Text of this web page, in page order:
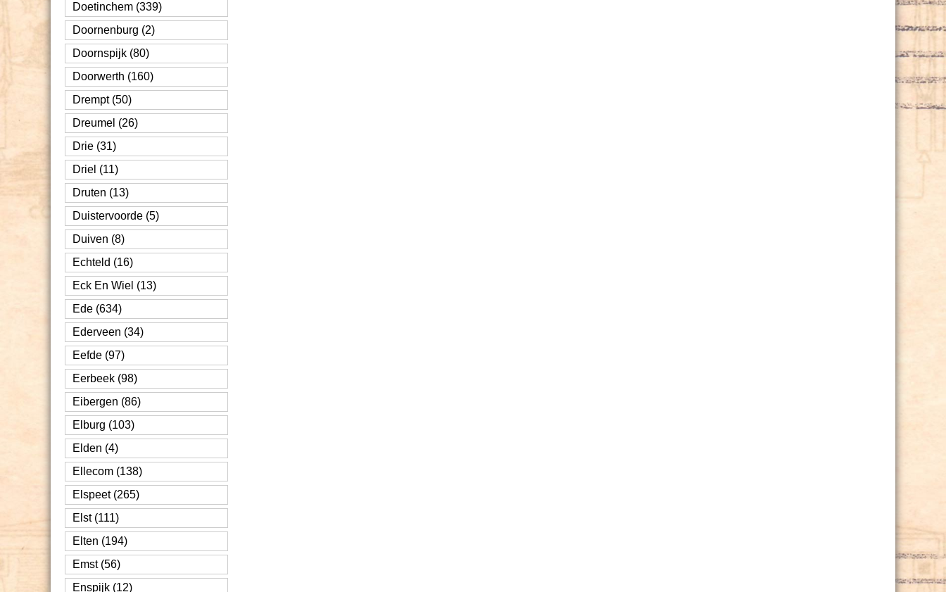
Doetinchem (339)
Doornenburg (2)
Doornspijk (80)
Doorwerth (160)
Drempt (50)
Dreumel (26)
Drie (31)
Driel (11)
Druten (13)
Duistervoorde (5)
Duiven (8)
Echteld (16)
Eck En Wiel (13)
Ede (634)
Ederveen (34)
Eefde (97)
Eerbeek (98)
Eibergen (86)
Elburg (103)
Elden (4)
Ellecom (138)
Elspeet (265)
Elst (111)
Elten (194)
Emst (56)
Enspijk (12)